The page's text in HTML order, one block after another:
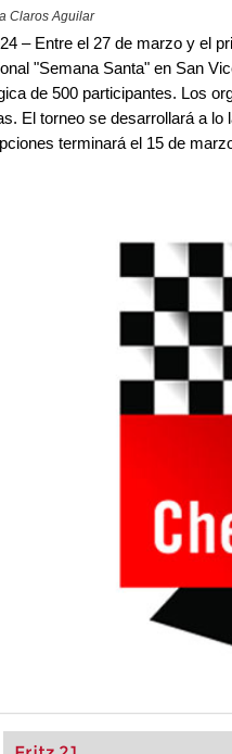
Claros Aguilar
– Entre el 27 de marzo y el
"Semana Santa" en San
de 500 participantes. Los
El torneo se desarrollará a
terminará el 15 de